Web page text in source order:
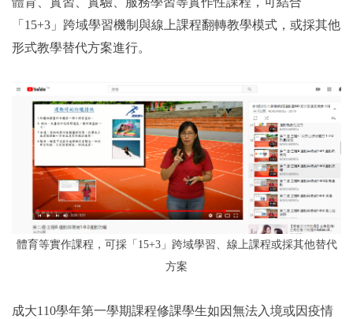
「15+3」跨域學習機制與線上課程翻轉教學模式，或採其他
形式教學替代方案進行。
體育等實作課程，可採「15+3」跨域學習、線上課程或採其他替代
方案
成大110學年第一學期課程修課學生如因無法入境或因疫情